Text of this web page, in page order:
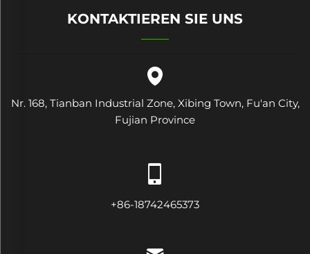
KONTAKTIEREN SIE UNS
Nr. 168, Tianban Industrial Zone, Xibing Town, Fu'an City,
Fujian Province
+86-18742465373